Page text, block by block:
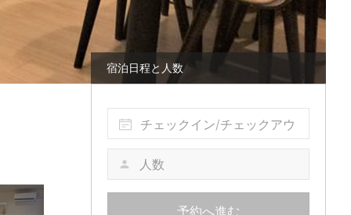
宿泊日程と人数
チェックイン/チェックアウ
ト
予約へ進む